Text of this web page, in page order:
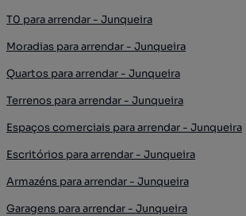
T0 para arrendar - Junqueira
Moradias para arrendar - Junqueira
Quartos para arrendar - Junqueira
Terrenos para arrendar - Junqueira
Espaços comerciais para arrendar - Junqueira
Escritórios para arrendar - Junqueira
Armazéns para arrendar - Junqueira
Garagens para arrendar - Junqueira